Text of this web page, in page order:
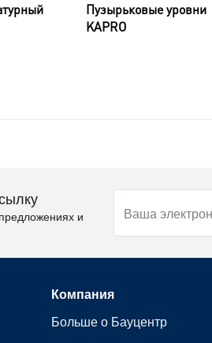
Пузырьковые уровни
KAPRO
и
Компания
Больше о Бауцентр